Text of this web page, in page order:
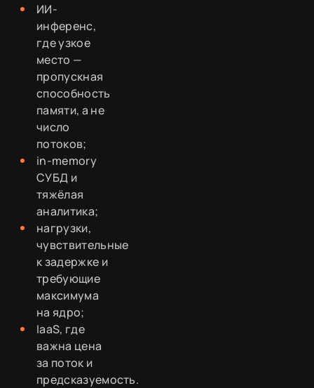
ИИ-
инференс,
где узкое
место —
пропускная
способность
памяти, а не
число
потоков;
in-memory
СУБД и
тяжёлая
аналитика;
нагрузки,
чувствительные
к задержке и
требующие
максимума
на ядро;
IaaS, где
важна цена
за поток и
предсказуемость.